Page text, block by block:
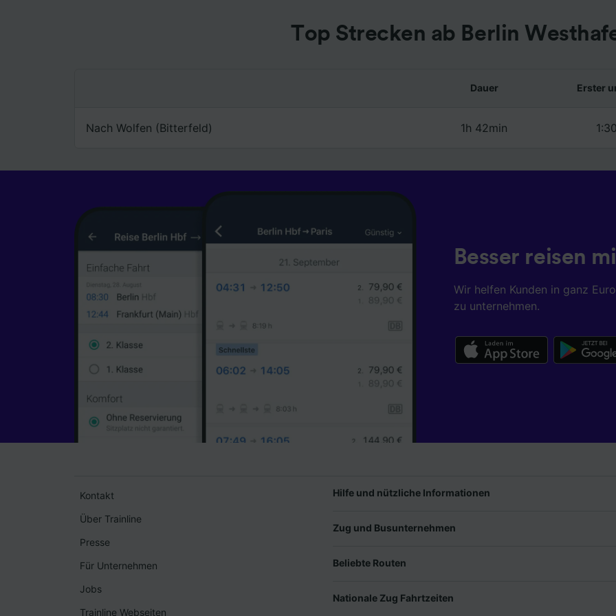
Top Strecken ab Berlin
Dauer Erster
Nach Wolfen (Bitterfeld) 1h 42min
Besser reisen
Wir helfen Kunden in ganz
zu unternehmen.
Kontakt
Über Trainline
Presse
Für Unternehmen
Jobs
Trainline Webseiten
Hilfe und nützliche Informationen
Zug und Busunternehmen
Beliebte Routen
Nationale Zug Fahrtzeiten